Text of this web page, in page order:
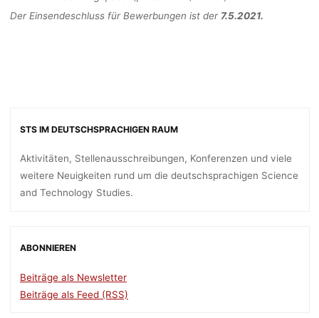
Der Einsendeschluss für Bewerbungen ist der 7.5.2021.
STS IM DEUTSCHSPRACHIGEN RAUM
Aktivitäten, Stellenausschreibungen, Konferenzen und viele
weitere Neuigkeiten rund um die deutschsprachigen Science
and Technology Studies.
ABONNIEREN
Beiträge als Newsletter
Beiträge als Feed (RSS)